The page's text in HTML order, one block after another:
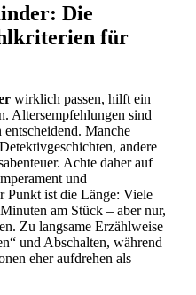
Die
für
wirklich passen, hilft ein
Altersempfehlungen sind
Manche
andere
Achte daher auf
und
Punkt ist die Länge: Viele
am Stück – aber nur,
Zu langsame Erzählweise
und Abschalten, während
eher aufdrehen als